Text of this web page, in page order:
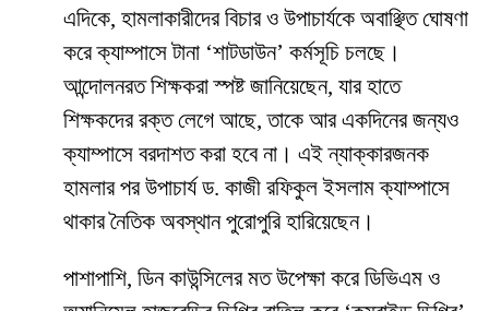
​এদিকে, হামলাকারীদের বিচার ও উপাচার্যকে অবাঞ্ছিত ঘোষণা
করে ক্যাম্পাসে টানা ‘শাটডাউন’ কর্মসূচি চলছে।
আন্দোলনরত শিক্ষকরা স্পষ্ট জানিয়েছেন, যার হাতে
শিক্ষকদের রক্ত লেগে আছে, তাকে আর একদিনের জন্যও
ক্যাম্পাসে বরদাশত করা হবে না। এই ন্যাক্কারজনক
হামলার পর উপাচার্য ড. কাজী রফিকুল ইসলাম ক্যাম্পাসে
থাকার নৈতিক অবস্থান পুরোপুরি হারিয়েছেন।
​পাশাপাশি, ডিন কাউন্সিলের মত উপেক্ষা করে ডিভিএম ও